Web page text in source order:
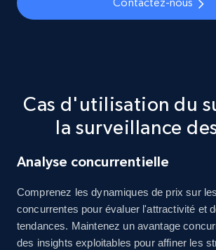
URL, Product id, Title, Seller name,
Seller reviews, Breadcrumbs, Root
more.
Cas d'utilisation du
la surveillance
Analyse concurrentielle
Comprenez les dynamiques de prix sur
concurrentes pour évaluer l'attractivité et
tendances. Maintenez un avantage
des insights exploitables pour affiner les